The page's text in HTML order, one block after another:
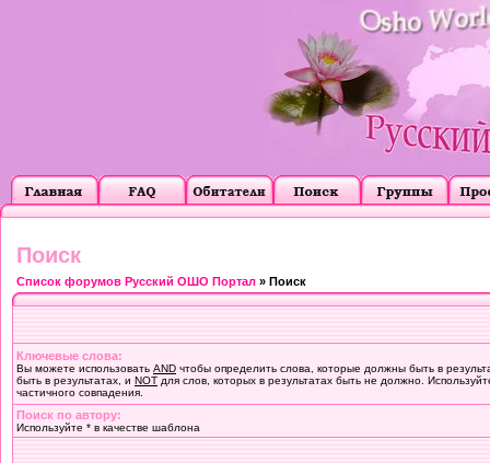
Поиск
Список форумов Русский ОШО Портал » Поиск
Ключевые слова:
Вы можете использовать AND чтобы определить слова, которые должны быть в
быть в результатах, и NOT для слов, которых в результатах быть не должно.
частичного совпадения.
Поиск по автору:
Используйте * в качестве шаблона